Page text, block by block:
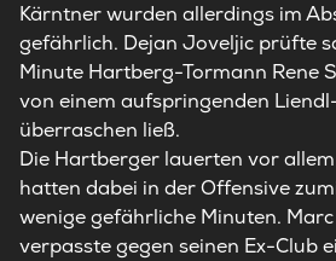
Kärntner wurden allerdings im
gefährlich. Dejan Joveljic prüfte
Minute Hartberg-Tormann Rene
von einem aufspringenden
überraschen ließ.
Die Hartberger lauerten vor
hatten dabei in der Offensive
wenige gefährliche Minuten.
verpasste gegen seinen Ex-Club